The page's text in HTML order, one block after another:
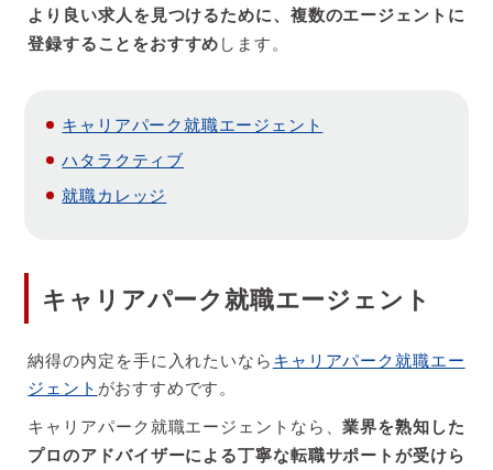
より良い求人を見つけるために、複数のエージェントに
登録することをおすすめします。
キャリアパーク就職エージェント
ハタラクティブ
就職カレッジ
キャリアパーク就職エージェント
納得の内定を手に入れたいならキャリアパーク就職エー
ジェント がおすすめです。
キャリアパーク就職エージェントなら、業界を熟知した
プロのアドバイザーによる丁寧な転職サポートが受けら